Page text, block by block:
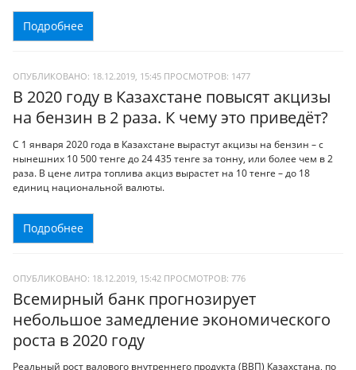
Подробнее
ОПУБЛИКОВАНО: 18.12.2019, 15:45 ПРОСМОТРОВ: 1477
В 2020 году в Казахстане повысят акцизы
на бензин в 2 раза. К чему это приведёт?
С 1 января 2020 года в Казахстане вырастут акцизы на бензин – с
нынешних 10 500 тенге до 24 435 тенге за тонну, или более чем в 2
раза. В цене литра топлива акциз вырастет на 10 тенге – до 18
единиц национальной валюты.
Подробнее
ОПУБЛИКОВАНО: 18.12.2019, 15:42 ПРОСМОТРОВ: 776
Всемирный банк прогнозирует
небольшое замедление экономического
роста в 2020 году
Реальный рост валового внутреннего продукта (ВВП) Казахстана, по